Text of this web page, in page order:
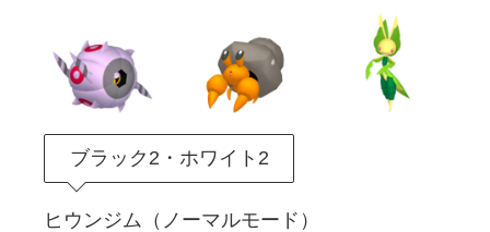
ブラック2・ホワイト2
ヒウンジム（ノーマルモード）